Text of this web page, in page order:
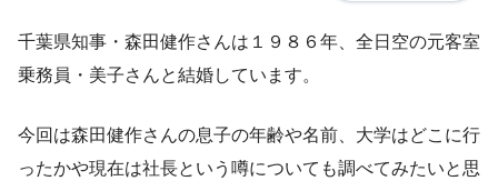
千葉県知事・森田健作さんは１９８６年、全日空の元客室
乗務員・美子さんと結婚しています。
今回は森田健作さんの息子の年齢や名前、大学はどこに行
ったかや現在は社長という噂についても調べてみたいと思